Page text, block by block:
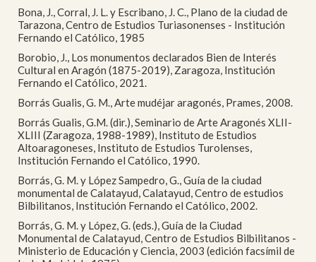
Bona, J., Corral, J. L. y Escribano, J. C., Plano de la ciudad de
Tarazona, Centro de Estudios Turiasonenses - Institución
Fernando el Católico, 1985
Borobio, J., Los monumentos declarados Bien de Interés
Cultural en Aragón (1875-2019), Zaragoza, Institución
Fernando el Católico, 2021.
Borrás Gualis, G. M., Arte mudéjar aragonés, Prames, 2008.
Borrás Gualis, G.M. (dir.), Seminario de Arte Aragonés XLII-
XLIII (Zaragoza, 1988-1989), Instituto de Estudios
Altoaragoneses, Instituto de Estudios Turolenses,
Institución Fernando el Católico, 1990.
Borrás, G. M. y López Sampedro, G., Guía de la ciudad
monumental de Calatayud, Calatayud, Centro de estudios
Bilbilitanos, Institución Fernando el Católico, 2002.
Borrás, G. M. y López, G. (eds.), Guía de la Ciudad
Monumental de Calatayud, Centro de Estudios Bilbilitanos -
Ministerio de Educación y Ciencia, 2003 (edición facsímil de